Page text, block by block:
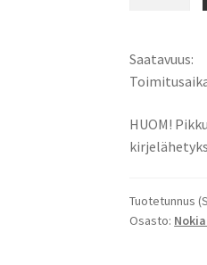
(2023),
Nokia
Nokia
(2023),
Nokia
Saatavuus:
HUOM!
Tuotetunnus
Osasto: